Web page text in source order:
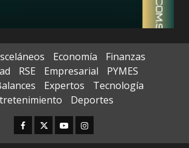
Economía
Finanzas
RSE Empresarial
PYMES
Expertos
Tecnología
Deportes
Facebook
TwitterYoutubeInstagram